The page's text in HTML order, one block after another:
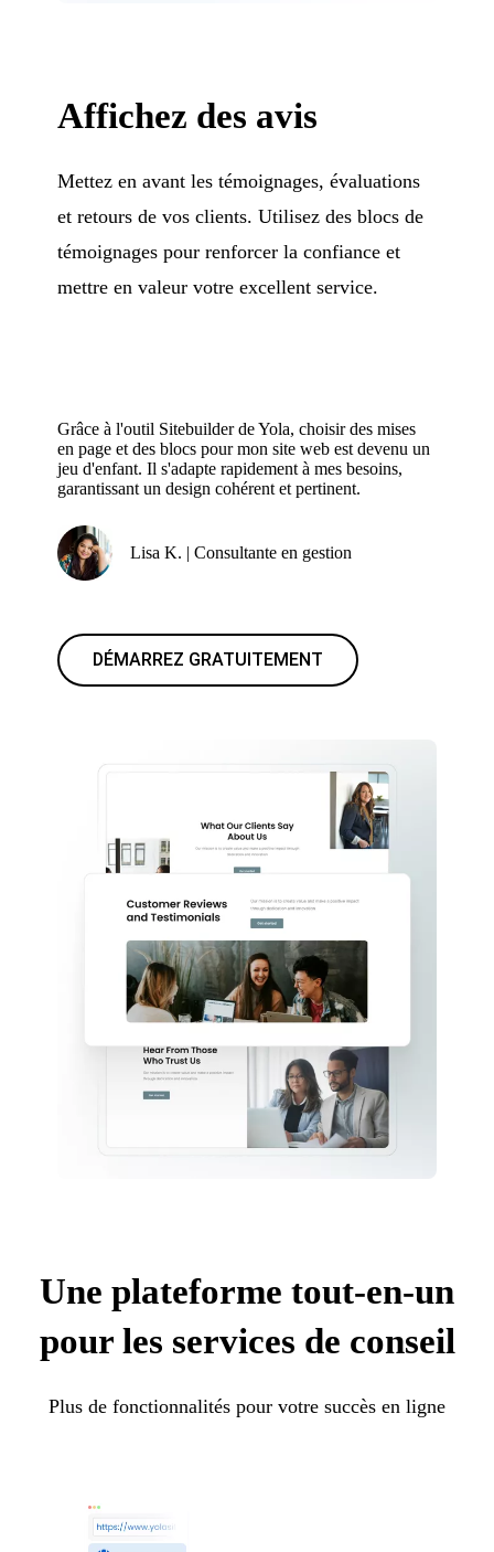
Affichez des avis
Mettez en avant les témoignages, évaluations
et retours de vos clients. Utilisez des blocs de
témoignages pour renforcer la confiance et
mettre en valeur votre excellent service.
Grâce à l'outil Sitebuilder de Yola, choisir des mises
en page et des blocs pour mon site web est devenu un
jeu d'enfant. Il s'adapte rapidement à mes besoins,
garantissant un design cohérent et pertinent.
Lisa K. | Consultante en gestion
DÉMARREZ GRATUITEMENT
Une plateforme tout-en-un
pour les services de conseil
Plus de fonctionnalités pour votre succès en ligne